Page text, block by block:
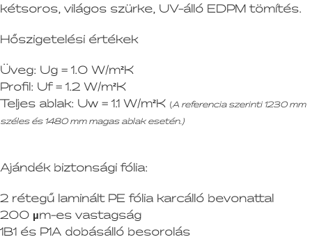
kétsoros, világos szürke, UV-álló EDPM tömítés.
Hőszigetelési értékek
Üveg: Ug = 1.0 W/m²K
Profil: Uf = 1.2 W/m²K
Teljes ablak: Uw = 1.1 W/m²K (A referencia szerinti 1230 mm
széles és 1480 mm magas ablak esetén.)
Ajándék biztonsági fólia:
2 rétegű laminált PE fólia karcálló bevonattal
200 µm-es vastagság
1B1 és P1A dobásálló besorolás